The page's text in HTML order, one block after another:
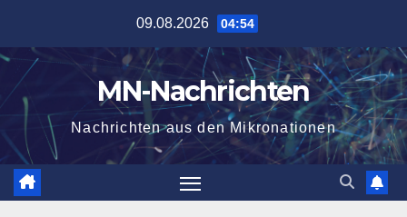
springen
09.08.2026 04:54
MN-Nachrichten
Nachrichten aus den Mikronationen